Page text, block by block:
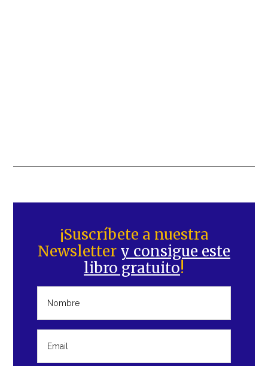
lateral
principal
¡Suscríbete a nuestra
Newsletter y consigue este
libro gratuito!